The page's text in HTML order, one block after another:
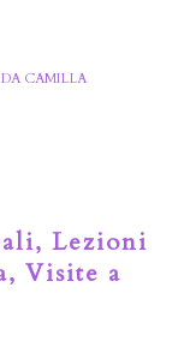
DA CAMILLA
Lezioni
Visite a